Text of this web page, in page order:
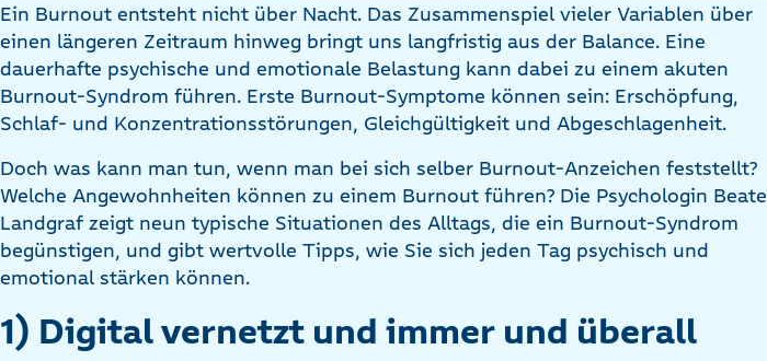
Ein Burnout entsteht nicht über Nacht. Das Zusammenspiel vieler Variablen über
einen längeren Zeitraum hinweg bringt uns langfristig aus der Balance. Eine
dauerhafte psychische und emotionale Belastung kann dabei zu einem akuten
Burnout-Syndrom führen. Erste Burnout-Symptome können sein: Erschöpfung,
Schlaf- und Konzentrationsstörungen, Gleichgültigkeit und Abgeschlagenheit.
Doch was kann man tun, wenn man bei sich selber Burnout-Anzeichen feststellt?
Welche Angewohnheiten können zu einem Burnout führen? Die Psychologin Beate
Landgraf zeigt neun typische Situationen des Alltags, die ein Burnout-Syndrom
begünstigen, und gibt wertvolle Tipps, wie Sie sich jeden Tag psychisch und
emotional stärken können.
1) Digital vernetzt und immer und überall